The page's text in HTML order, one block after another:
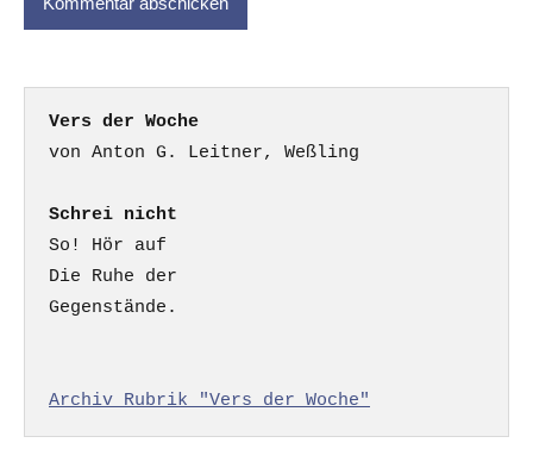
Vers der Woche
Schrei nicht
So! Hör auf
Die Ruhe der
Gegenstände.
Archiv Rubrik "Vers der Woche"